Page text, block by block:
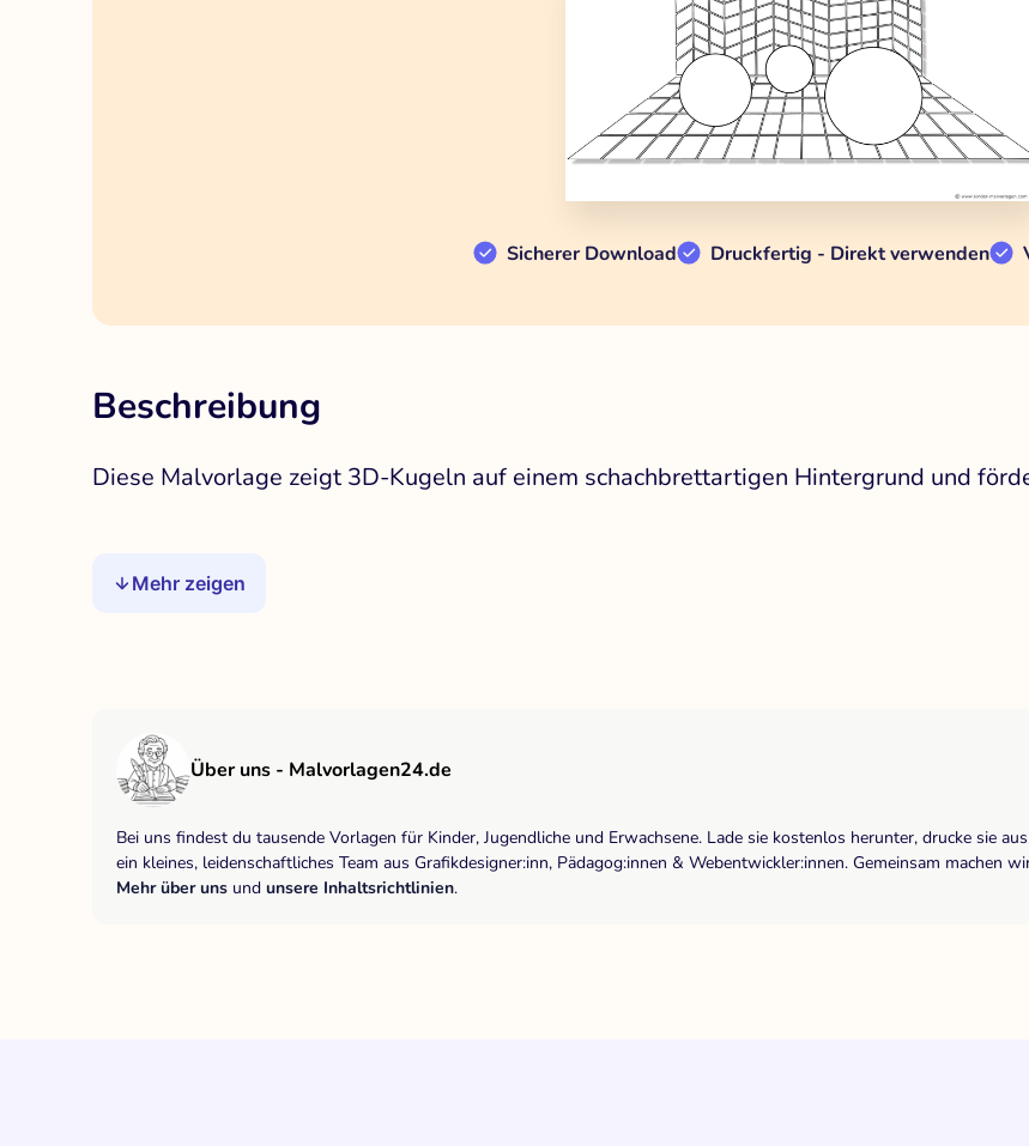
Sicherer Download Druckfertig - Direkt verwenden
Beschreibung
Diese Malvorlage zeigt 3D-Kugeln auf einem schachbrettartigen Hintergrund und
Mehr zeigen
Über uns - Malvorlagen24.de
Bei uns findest du tausende Vorlagen für Kinder, Jugendliche und Erwachsene. Lade sie kostenlos herunter, drucke sie
ein kleines, leidenschaftliches Team aus Grafikdesigner:inn, Pädagog:innen & Webentwickler:innen. Gemeinsam
Mehr über uns und unsere Inhaltsrichtlinien.